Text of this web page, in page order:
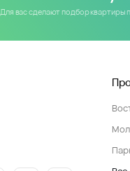
Для вас сделают подбор